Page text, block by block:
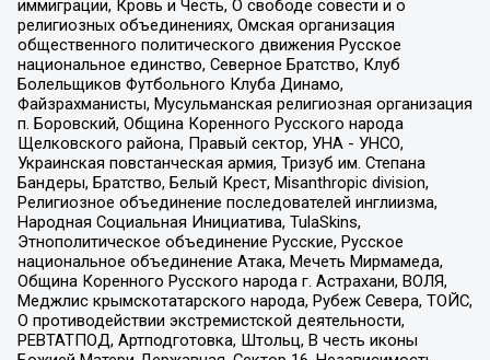
иммиграции, Кровь и Честь, О свободе совести и о
религиозных объединениях, Омская организация
общественного политического движения Русское
национальное единство, Северное Братство, Клуб
Болельщиков Футбольного Клуба Динамо,
Файзрахманисты, Мусульманская религиозная организация
п. Боровский, Община Коренного Русского народа
Щелковского района, Правый сектор, УНА - УНСО,
Украинская повстанческая армия, Тризуб им. Степана
Бандеры, Братство, Белый Крест, Misanthropic division,
Религиозное объединение последователей инглиизма,
Народная Социальная Инициатива, TulaSkins,
Этнополитическое объединение Русские, Русское
национальное объединение Атака, Мечеть Мирмамеда,
Община Коренного Русского народа г. Астрахани, ВОЛЯ,
Меджлис крымскотатарского народа, Рубеж Севера, ТОЙС,
О противодействии экстремистской деятельности,
РЕВТАТПОД, Артподготовка, Штольц, В честь иконы